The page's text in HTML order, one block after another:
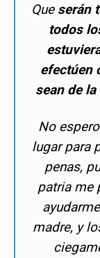
Queserán
todos
efectúen
sean de
No
lugar para
penas,
patria me
madre, y